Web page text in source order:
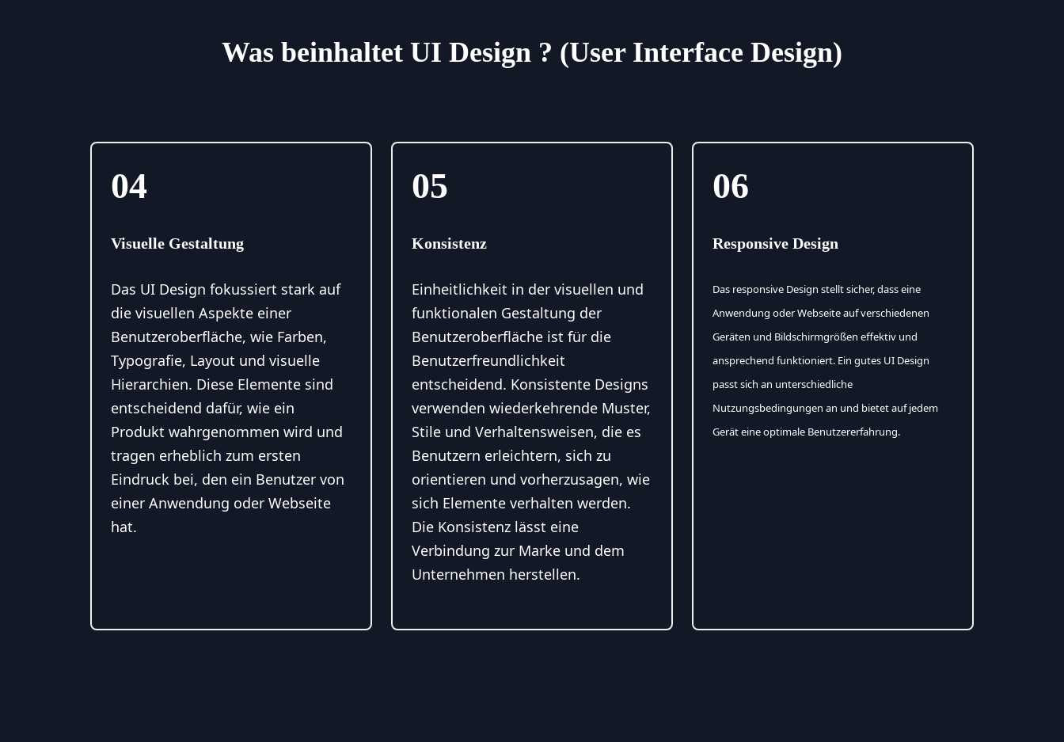
Was beinhaltet UI Design ? (User Interface Design)
04
Visuelle Gestaltung
Das UI Design fokussiert stark auf
die visuellen Aspekte einer
Benutzeroberfläche, wie Farben,
Typografie, Layout und visuelle
Hierarchien. Diese Elemente sind
entscheidend dafür, wie ein
Produkt wahrgenommen wird und
tragen erheblich zum ersten
Eindruck bei, den ein Benutzer von
einer Anwendung oder Webseite
hat.
05
Konsistenz
Einheitlichkeit in der visuellen und
funktionalen Gestaltung der
Benutzeroberfläche ist für die
Benutzerfreundlichkeit
entscheidend. Konsistente Designs
verwenden wiederkehrende Muster,
Stile und Verhaltensweisen, die es
Benutzern erleichtern, sich zu
orientieren und vorherzusagen, wie
sich Elemente verhalten werden.
Die Konsistenz lässt eine
Verbindung zur Marke und dem
Unternehmen herstellen.
06
Responsive Design
Das responsive Design stellt sicher, dass eine
Anwendung oder Webseite auf verschiedenen
Geräten und Bildschirmgrößen effektiv und
ansprechend funktioniert. Ein gutes UI Design
passt sich an unterschiedliche
Nutzungsbedingungen an und bietet auf jedem
Gerät eine optimale Benutzererfahrung.